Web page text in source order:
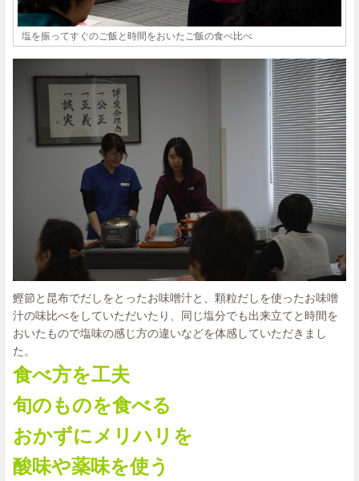
塩を振ってすぐのご飯と時間をおいたご飯の食べ比べ
鰹節と昆布でだしをとったお味噌汁と、顆粒だしを使ったお味噌
汁の味比べをしていただいたり、同じ塩分でも出来立てと時間を
おいたもので塩味の感じ方の違いなどを体感していただきまし
た。
食べ方を工夫
旬のものを食べる
おかずにメリハリを
酸味や薬味を使う